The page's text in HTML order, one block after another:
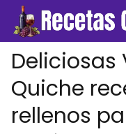
Deliciosas
Quiche
rellenos